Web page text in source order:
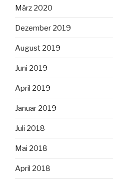
März 2020
Dezember 2019
August 2019
Juni 2019
April 2019
Januar 2019
Juli 2018
Mai 2018
April 2018